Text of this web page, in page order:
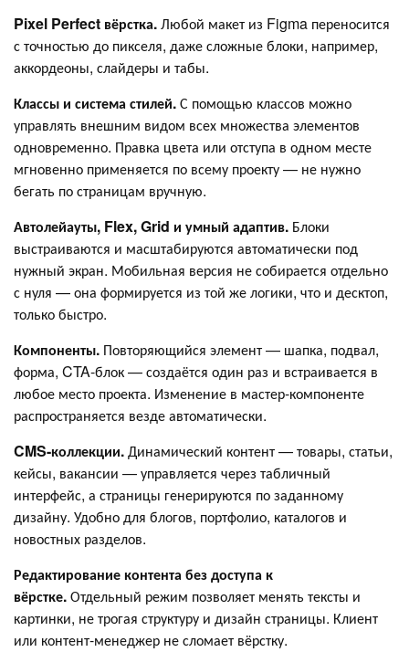
Pixel Perfect вёрстка.Любой макет из Figma переносится
с точностью до пикселя, даже сложные блоки, например,
аккордеоны, слайдеры и табы.
Классы и система стилей.С помощью классов можно
управлять внешним видом всех множества элементов
одновременно. Правка цвета или отступа в одном месте
мгновенно применяется по всему проекту — не нужно
бегать по страницам вручную.
Автолейауты, Flex, Grid и умный адаптив. Блоки
выстраиваются и масштабируются автоматически под
нужный экран. Мобильная версия не собирается отдельно
с нуля — она формируется из той же логики, что и десктоп,
только быстро.
Компоненты. Повторяющийся элемент — шапка, подвал,
форма, CTA-блок — создаётся один раз и встраивается в
любое место проекта. Изменение в мастер-компоненте
распространяется везде автоматически.
CMS-коллекции.Динамический контент — товары, статьи,
кейсы, вакансии — управляется через табличный
интерфейс, а страницы генерируются по заданному
дизайну. Удобно для блогов, портфолио, каталогов и
новостных разделов.
Редактирование контента без доступа к
вёрстке.Отдельный режим позволяет менять тексты и
картинки, не трогая структуру и дизайн страницы. Клиент
или контент-менеджер не сломает вёрстку.